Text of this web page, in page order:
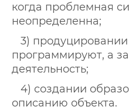
когда проблемная
неопределенна;
3)
программируют, а
деятельность;
4) создании
описанию объекта.